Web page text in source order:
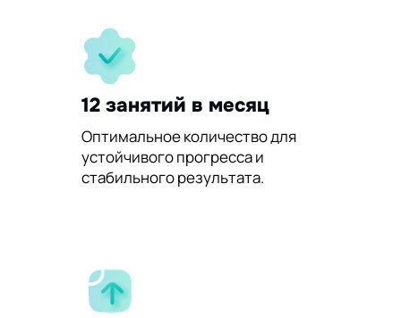
12 занятий в месяц
Оптимальное количество для
устойчивого прогресса и
стабильного результата.